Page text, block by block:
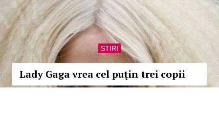
STIRI
Lady Gaga vrea cel puţin trei copii